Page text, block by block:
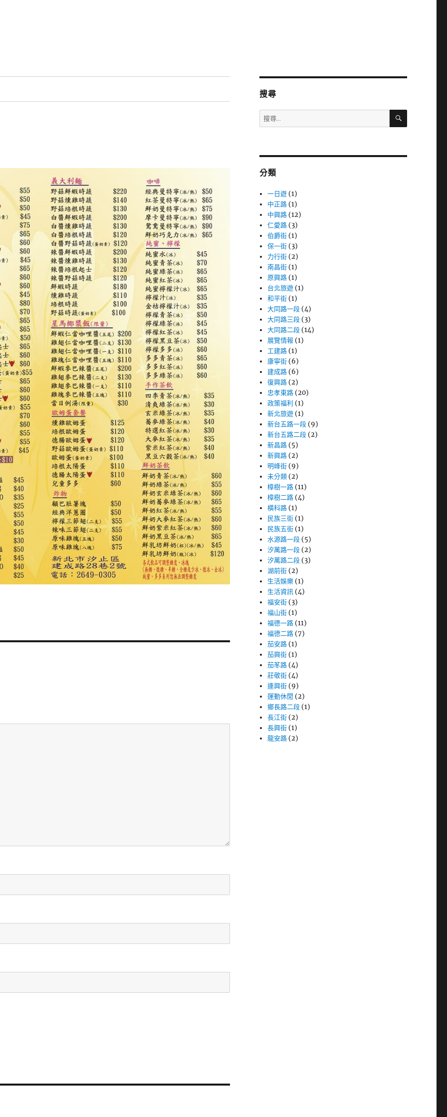
搜尋
搜
尋
字:
搜
分類
一日遊 (1)
中正路 (1)
中興路 (12)
仁愛路 (3)
伯爵街 (1)
保一街 (3)
力行街 (2)
南昌街 (1)
原興路 (1)
台北旅遊 (1)
和平街 (1)
大同路一段 (4)
大同路三段 (3)
大同路二段 (14)
展覽情報 (1)
工建路 (1)
康寧街 (6)
建成路 (6)
復興路 (2)
忠孝東路 (20)
政策福利 (1)
新北旅遊 (1)
新台五路一段 (9)
新台五路二段 (2)
新昌路 (5)
新興路 (2)
明峰街 (9)
未分類 (2)
樟樹一路 (11)
樟樹二路 (4)
橫科路 (1)
民族三街 (1)
民族五街 (1)
水源路一段 (5)
汐萬路一段 (2)
汐萬路二段 (3)
湖前街 (2)
生活娛樂 (1)
生活資訊 (4)
福安街 (3)
福山街 (1)
福德一路 (11)
福德二路 (7)
茄安路 (1)
茄興街 (1)
茄苳路 (4)
莊敬街 (4)
連興街 (9)
運動休閒 (2)
鄉長路二段 (1)
長江街 (2)
長興街 (1)
龍安路 (2)